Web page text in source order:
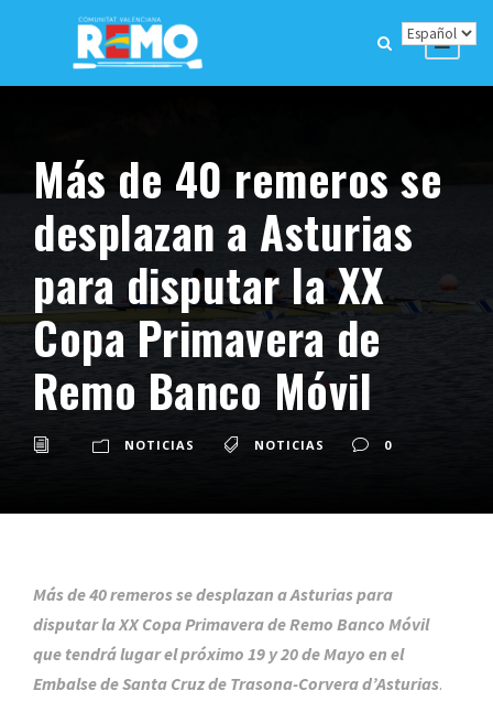
Más de 40 remeros se
desplazan a Asturias
para disputar la XX
Copa Primavera de
Remo Banco Móvil
NOTICIAS NOTICIAS 0
Más de 40 remeros se desplazan a Asturias para
disputar la XX Copa Primavera de Remo Banco Móvil
que tendrá lugar el próximo 19 y 20 de Mayo en el
Embalse de Santa Cruz de Trasona-Corvera d’Asturias.